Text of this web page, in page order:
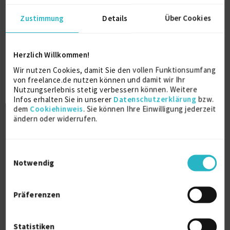
Zustimmung Details Über Cookies
Herzlich Willkommen!
Wir nutzen Cookies, damit Sie den vollen Funktionsumfang
von freelance.de nutzen können und damit wir Ihr
Nutzungserlebnis stetig verbessern können. Weitere
Infos erhalten Sie in unserer Datenschutzerklärung bzw.
dem Cookiehinweis. Sie können Ihre Einwilligung jederzeit
ändern oder widerrufen.
Notwendig
Präferenzen
Statistiken
Ausbildung
Kommunikationsdesign
Diplom-Designerin (FH)
Nachhaltige Designlösungen in den Bereichen Print,
dennoch kreativ-begeisterte Arbeitsweise unter